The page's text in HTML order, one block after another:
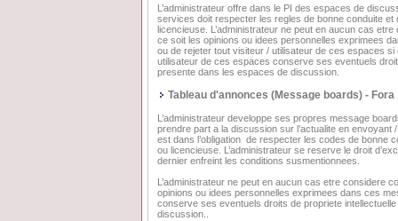
L’administrateur offre dans le PI des espaces de
services doit respecter les regles de bonne conduite et
licencieuse. L’administrateur ne peut en aucun cas
ce soit les opinions ou idees personnelles exprimees
ou de rejeter tout visiteur / utilisateur de ces espaces
utilisateur de ces espaces conserve ses eventuels
presente dans les espaces de discussion.
Tableau d'annonces (Message boards) - Fora
L’administrateur developpe ses propres message
prendre part a la discussion sur l’actualite en
est dans l’obligation de respecter les codes de bonne
ou licencieuse. L’administrateur se reserve le droit
dernier enfreint les conditions susmentionnees.
L’administrateur ne peut en aucun cas etre considere
opinions ou idees personnelles exprimees dans ces
conserve ses eventuels droits de propriete
discussion..